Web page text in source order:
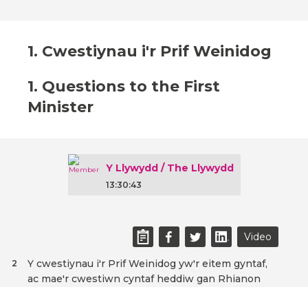
1. Cwestiynau i'r Prif Weinidog
1. Questions to the First
Minister
Y Llywydd / The Llywydd
13:30:43
Video
Y cwestiynau i'r Prif Weinidog yw'r eitem gyntaf,
ac mae'r cwestiwn cyntaf heddiw gan Rhianon
2